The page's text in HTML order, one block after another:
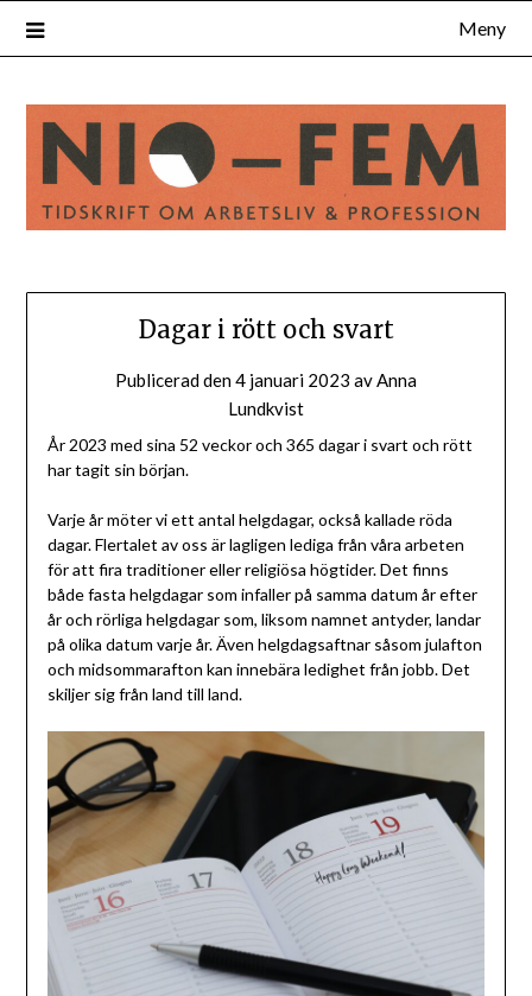
Meny
Dagar i rött och svart
Publicerad den4 januari 2023 avAnna
Lundkvist
År 2023 med sina 52 veckor och 365 dagar i svart och rött
har tagit sin början.
Varje år möter vi ett antal helgdagar, också kallade röda
dagar. Flertalet av oss är lagligen lediga från våra arbeten
för att fira traditioner eller religiösa högtider. Det finns
både fasta helgdagar som infaller på samma datum år efter
år och rörliga helgdagar som, liksom namnet antyder, landar
på olika datum varje år. Även helgdagsaftnar såsom julafton
och midsommarafton kan innebära ledighet från jobb. Det
skiljer sig från land till land.